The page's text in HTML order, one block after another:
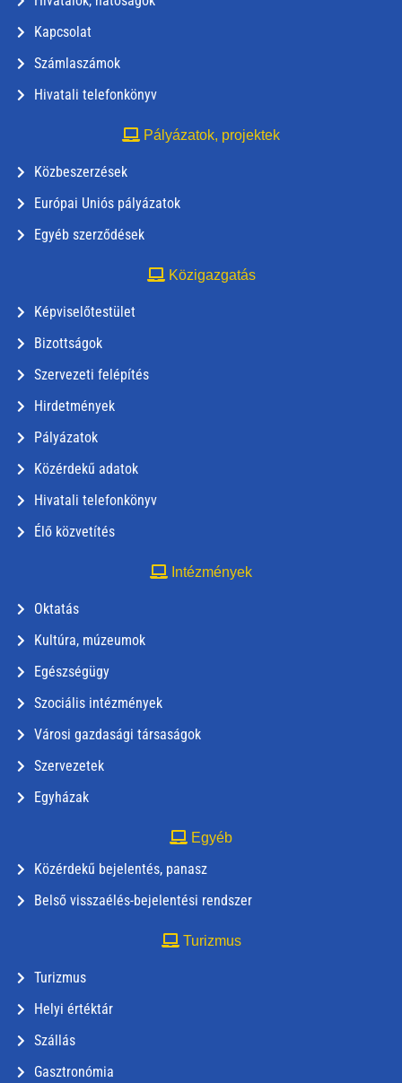
Kapcsolat
Számlaszámok
Hivatali telefonkönyv
Pályázatok, projektek
Közbeszerzések
Európai Uniós pályázatok
Egyéb szerződések
Közigazgatás
Képviselőtestület
Bizottságok
Szervezeti felépítés
Hirdetmények
Pályázatok
Közérdekű adatok
Hivatali telefonkönyv
Élő közvetítés
Intézmények
Oktatás
Kultúra, múzeumok
Egészségügy
Szociális intézmények
Városi gazdasági társaságok
Szervezetek
Egyházak
Egyéb
Közérdekű bejelentés, panasz
Belső visszaélés-bejelentési rendszer
Turizmus
Turizmus
Helyi értéktár
Szállás
Gasztronómia